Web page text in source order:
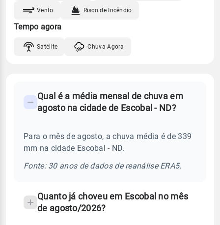
Vento Risco de Incêndio
Tempo agora
Satélite Chuva Agora
Perguntas
sobre
chuva
Qual é a média mensal de chuva em
agosto na cidade de Escobal - ND?
Para o mês de agosto, a chuva média é de 339
mm na cidade Escobal - ND.
Fonte: 30 anos de dados de reanálise ERA5.
Quanto já choveu em Escobal no mês
de agosto/2026?